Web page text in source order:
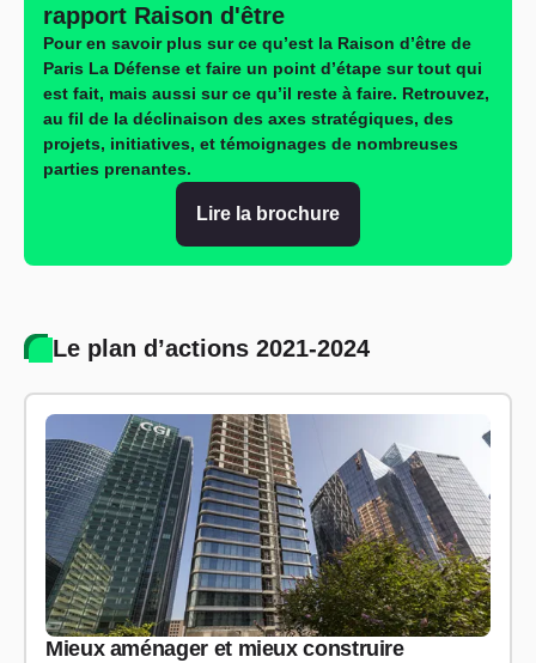
rapport Raison d'être
Pour en savoir plus sur ce qu’est la Raison d’être de
Paris La Défense et faire un point d’étape sur tout qui
est fait, mais aussi sur ce qu’il reste à faire. Retrouvez,
au fil de la déclinaison des axes stratégiques, des
projets, initiatives, et témoignages de nombreuses
parties prenantes.
Lire la brochure
Le plan d’actions 2021-2024
Mieux aménager et mieux construire